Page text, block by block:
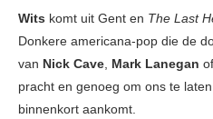
Wits komt uit Gent en The Last
Donkere americana-pop die de
van Nick Cave Mark Lanegan of
pracht en genoeg om ons te
binnenkort aankomt.